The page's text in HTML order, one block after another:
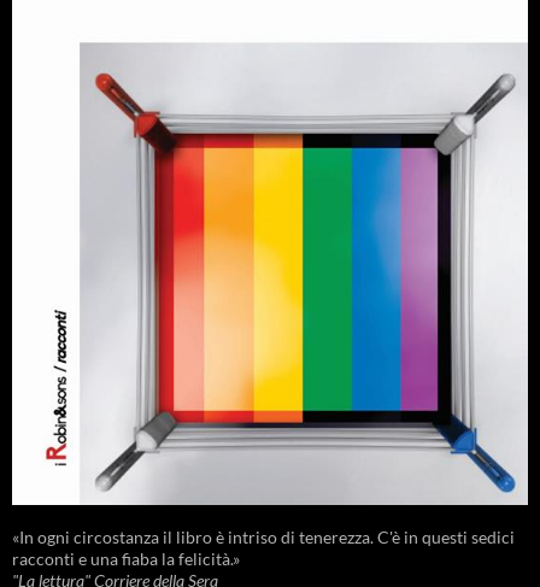
«In ogni circostanza il libro è intriso di tenerezza. C'è in questi sedici
racconti e una fiaba la felicità.»
"La lettura" Corriere della Sera